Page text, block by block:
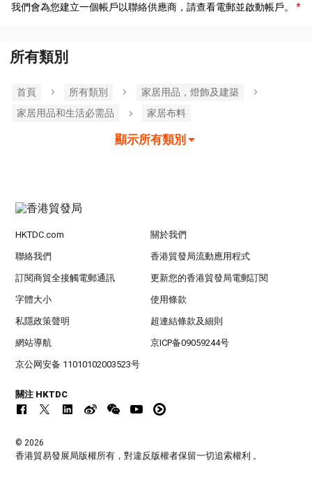
我們會為您建立一個帳戶以聯絡供應商，請查看電郵並啟動帳戶。
所有類別
首頁 所有類別
家居用品，燈飾及建築
家居用品和生活必需品
家居布料
顯示所有類別
HKTDC.com 關於我們
聯絡我們 香港貿發局流動應用程式
訂閱商貿全接觸電郵通訊 更新您的香港貿發局電郵訂閱
字體大小 使用條款
私隱政策聲明 超連結條款及細則
網站導航 京ICP备09059244号
京公网安备 11010102003523号
關注 HKTDC
© 2026
香港貿易發展局版權所有，對違反版權者保留一切追索權利 。